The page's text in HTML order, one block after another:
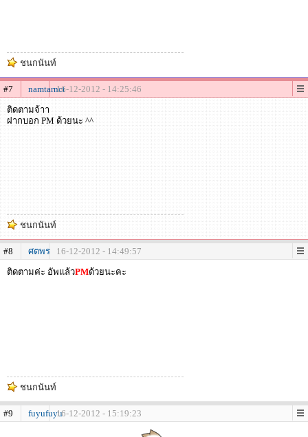
ชนกนันท์
#7 namtarnct16-12-2012 - 14:25:46
ติดตามจ้าา
ฝากบอก PM ด้วยนะ ^^
ชนกนันท์
#8 ศตพร
16-12-2012 - 14:49:57
ติดตามค่ะ อัพแล้วPMด้วยนะคะ
ชนกนันท์
#9 fuyufuyu16-12-2012 - 15:19:23